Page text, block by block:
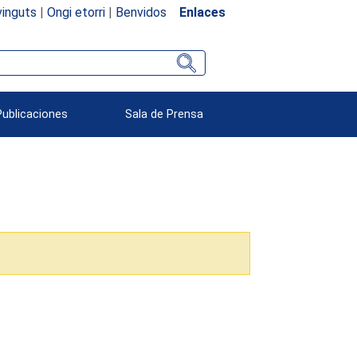
| Ongi etorri| Benvidos Enlaces
Sala de Prensa